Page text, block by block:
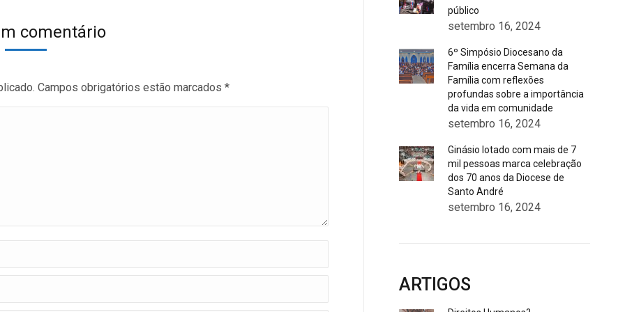
comentário
Campos obrigatórios estão marcados *
público
setembro 16, 2024
6º Simpósio Diocesano da
Família encerra Semana da
Família com reflexões
profundas sobre a importância
da vida em comunidade
setembro 16, 2024
Ginásio lotado com mais de 7
mil pessoas marca celebração
dos 70 anos da Diocese de
Santo André
setembro 16, 2024
ARTIGOS